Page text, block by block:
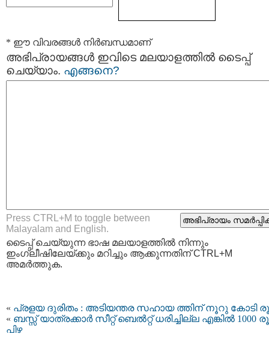
* ഈ വിവരങ്ങള്‍ നിര്‍ബന്ധമാണ്
അഭിപ്രായങ്ങള്‍ ഇവിടെ മലയാളത്തില്‍ ടൈപ്പ്
ചെയ്യാം. എങ്ങനെ?
Press CTRL+M to toggle between
Malayalam and English.
ടൈപ്പ്‌ ചെയ്യുന്ന ഭാഷ മലയാളത്തില്‍ നിന്നും
ഇംഗ്ലീഷിലേയ്ക്കും മറിച്ചും ആക്കുന്നതിന് CTRL+M
അമര്‍ത്തുക.
« പ്രളയ ദുരിതം : അടിയന്തര സഹായ ത്തിന് നൂറു കോടി
« ബസ്സ് യാത്രക്കാര്‍ സീറ്റ് ബെല്‍റ്റ് ധരിച്ചില്ല എങ്കില്‍ 1000
പിഴ